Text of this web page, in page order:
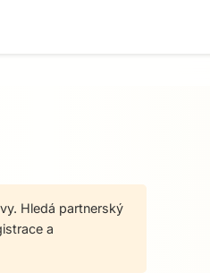
Hledá partnerský
a